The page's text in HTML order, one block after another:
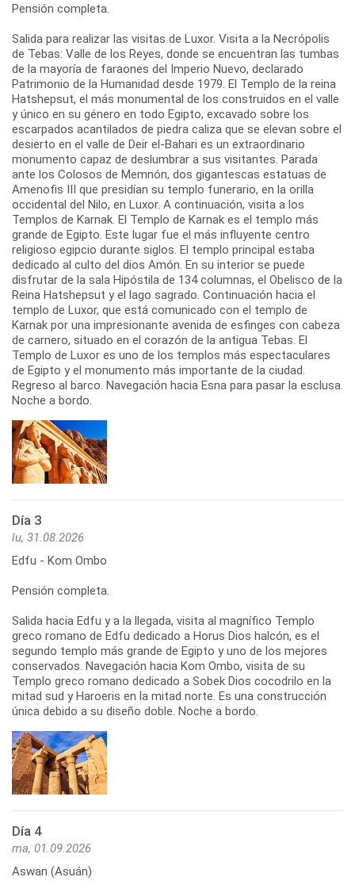
Pensión completa.
Salida para realizar las visitas de Luxor. Visita a la Necrópolis
de Tebas: Valle de los Reyes, donde se encuentran las tumbas
de la mayoría de faraones del Imperio Nuevo, declarado
Patrimonio de la Humanidad desde 1979. El Templo de la reina
Hatshepsut, el más monumental de los construidos en el valle
y único en su género en todo Egipto, excavado sobre los
escarpados acantilados de piedra caliza que se elevan sobre el
desierto en el valle de Deir el-Bahari es un extraordinario
monumento capaz de deslumbrar a sus visitantes. Parada
ante los Colosos de Memnón, dos gigantescas estatuas de
Amenofis III que presidían su templo funerario, en la orilla
occidental del Nilo, en Luxor. A continuación, visita a los
Templos de Karnak. El Templo de Karnak es el templo más
grande de Egipto. Este lugar fue el más influyente centro
religioso egipcio durante siglos. El templo principal estaba
dedicado al culto del dios Amón. En su interior se puede
disfrutar de la sala Hipóstila de 134 columnas, el Obelisco de la
Reina Hatshepsut y el lago sagrado. Continuación hacia el
templo de Luxor, que está comunicado con el templo de
Karnak por una impresionante avenida de esfinges con cabeza
de carnero, situado en el corazón de la antigua Tebas. El
Templo de Luxor es uno de los templos más espectaculares
de Egipto y el monumento más importante de la ciudad.
Regreso al barco. Navegación hacia Esna para pasar la esclusa.
Noche a bordo.
Día 3
lu, 31.08.2026
Edfu - Kom Ombo
Pensión completa.
Salida hacia Edfu y a la llegada, visita al magnífico Templo
greco romano de Edfu dedicado a Horus Dios halcón, es el
segundo templo más grande de Egipto y uno de los mejores
conservados. Navegación hacia Kom Ombo, visita de su
Templo greco romano dedicado a Sobek Dios cocodrilo en la
mitad sud y Haroeris en la mitad norte. Es una construcción
única debido a su diseño doble. Noche a bordo.
Día 4
ma, 01.09.2026
Aswan (Asuán)